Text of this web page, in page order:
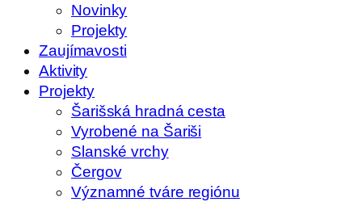
Novinky
Projekty
Zaujímavosti
Aktivity
Projekty
Šarišská hradná cesta
Vyrobené na Šariši
Slanské vrchy
Čergov
Významné tváre regiónu